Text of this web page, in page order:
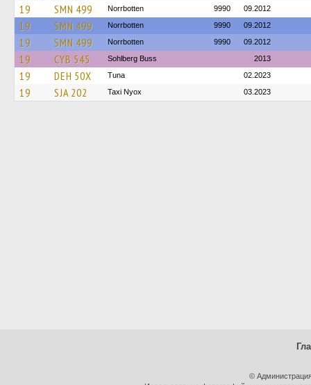
19 SMN 499 Norrbotten 9990 09.2012
19 SMN 499 Norrbotten 9990 09.2012
19 SMN 499 Norrbotten 9990 09.2012
19 CYB 545 Sohlberg Buss 2013
19 DEH 50X Tuna 02.2023
19 SJA 202 Taxi Nyox 03.2023
©